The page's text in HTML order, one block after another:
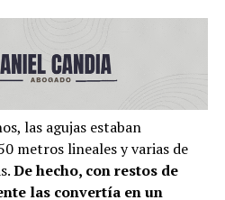
las agujas estaban
metros lineales y varias de
De hecho, con restos de
las convertía en un